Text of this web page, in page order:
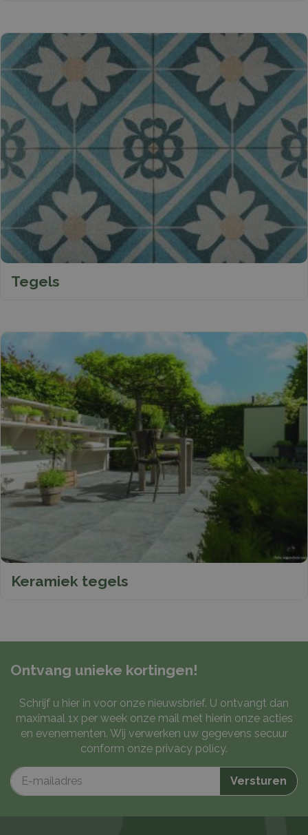
Tegels
Keramiek tegels
Ontvang unieke kortingen!
Schrijf u hier in voor onze nieuwsbrief. U ontvangt dan
maximaal 1x per week onze mail met hierin onze acties
en evenementen. Wij verwerken uw gegevens secuur
conform onze privacy policy.